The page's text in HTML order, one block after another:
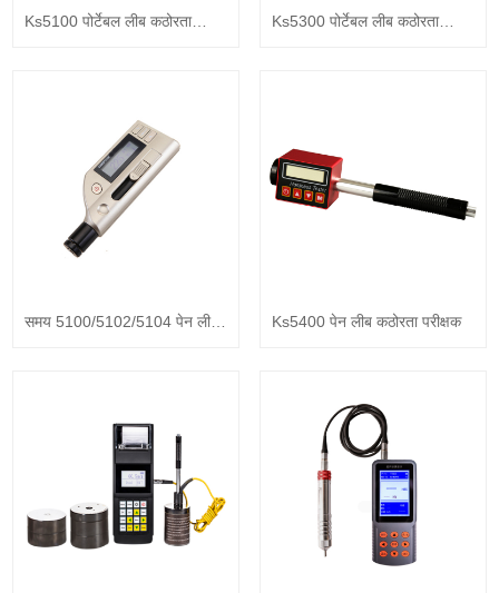
Ks5100 पोर्टेबल लीब कठोरता
Ks5300 पोर्टेबल लीब कठोरता
समय 5100/5102/5104 पेन लीब
Ks5400 पेन लीब कठोरता परीक्षक